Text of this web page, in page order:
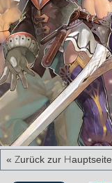
« Zurück zur Hauptseite